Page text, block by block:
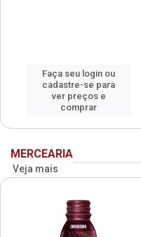
Faça seu login ou
cadastre-se para
ver preços e
comprar
MERCEARIA
Veja mais